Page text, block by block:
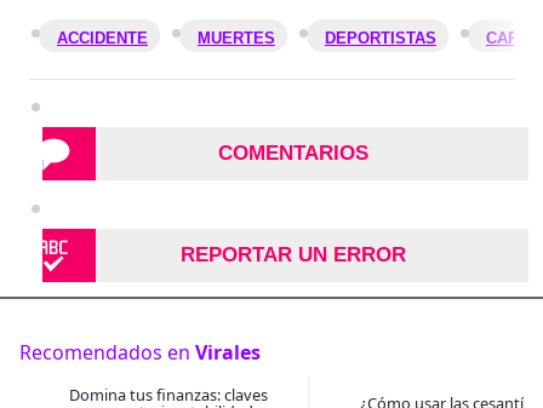
ACCIDENTE MUERTES DEPORTISTAS
COMENTARIOS
REPORTAR UN ERROR
Recomendados en Virales
Domina tus finanzas: claves ¿Cómo usar las